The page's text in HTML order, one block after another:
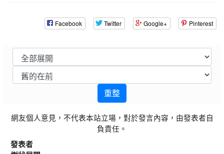
Facebook Twitter Google+ Pinterest
重整
網友個人意見，不代表本站立場，對於發言內容，由發表者自
負責任。
發表者